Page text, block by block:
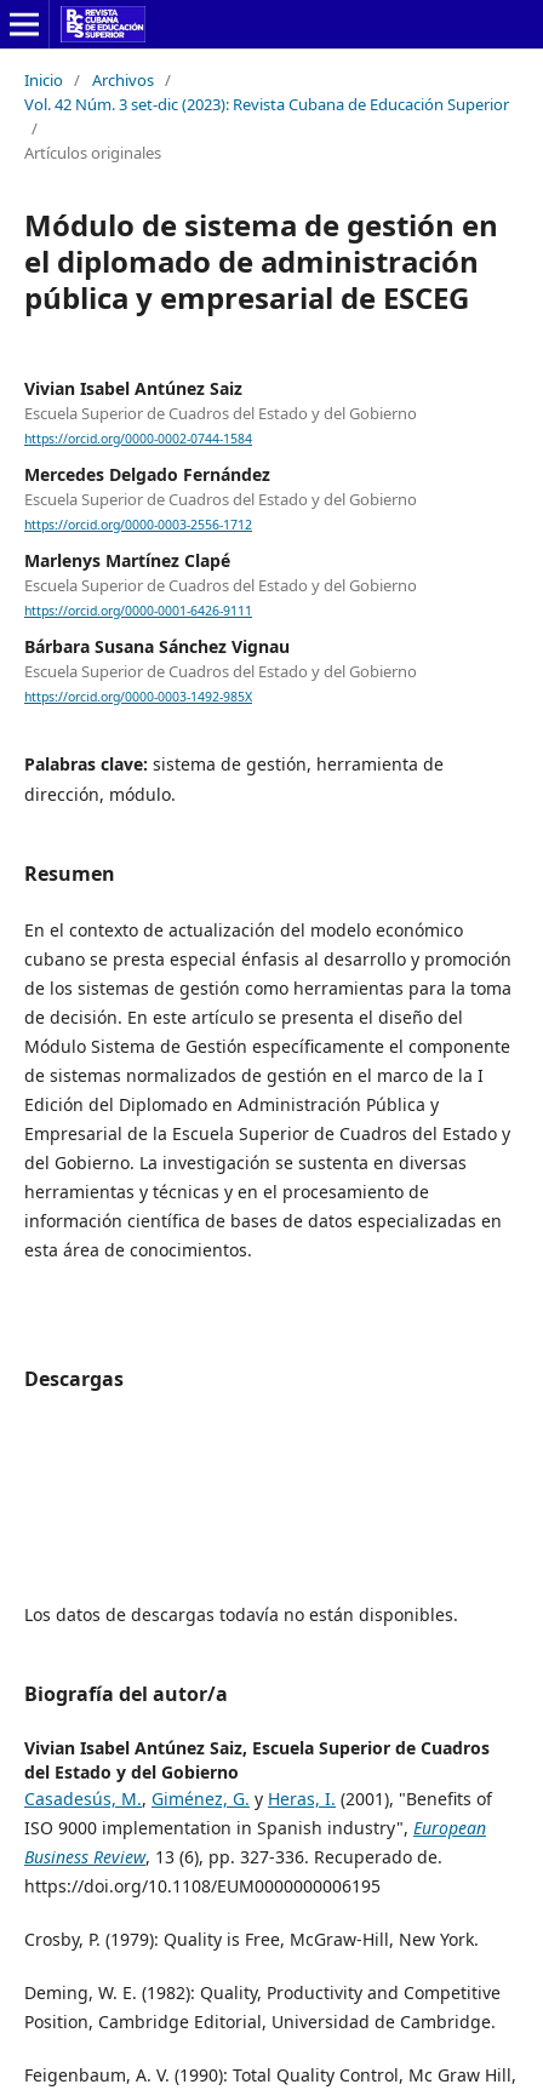
Inicio / Archivos /
Vol. 42 Núm. 3 set-dic (2023): Revista Cubana de Educación Superior
/
Artículos originales
Módulo de sistema de gestión en
el diplomado de administración
pública y empresarial de ESCEG
Vivian Isabel Antúnez Saiz
Escuela Superior de Cuadros del Estado y del Gobierno
https://orcid.org/0000-0002-0744-1584
Mercedes Delgado Fernández
Escuela Superior de Cuadros del Estado y del Gobierno
https://orcid.org/0000-0003-2556-1712
Marlenys Martínez Clapé
Escuela Superior de Cuadros del Estado y del Gobierno
https://orcid.org/0000-0001-6426-9111
Bárbara Susana Sánchez Vignau
Escuela Superior de Cuadros del Estado y del Gobierno
https://orcid.org/0000-0003-1492-985X
Palabras clave: sistema de gestión, herramienta de
dirección, módulo.
Resumen
En el contexto de actualización del modelo económico
cubano se presta especial énfasis al desarrollo y promoción
de los sistemas de gestión como herramientas para la toma
de decisión. En este artículo se presenta el diseño del
Módulo Sistema de Gestión específicamente el componente
de sistemas normalizados de gestión en el marco de la I
Edición del Diplomado en Administración Pública y
Empresarial de la Escuela Superior de Cuadros del Estado y
del Gobierno. La investigación se sustenta en diversas
herramientas y técnicas y en el procesamiento de
información científica de bases de datos especializadas en
esta área de conocimientos.
Descargas
Los datos de descargas todavía no están disponibles.
Biografía del autor/a
Vivian Isabel Antúnez Saiz, Escuela Superior de Cuadros
del Estado y del Gobierno
Casadesús, M., Giménez, G. y Heras, I. (2001), "Benefits of
ISO 9000 implementation in Spanish industry", European
Business Review, 13 (6), pp. 327-336. Recuperado de.
https://doi.org/10.1108/EUM0000000006195
Crosby, P. (1979): Quality is Free, McGraw-Hill, New York.
Deming, W. E. (1982): Quality, Productivity and Competitive
Position, Cambridge Editorial, Universidad de Cambridge.
Feigenbaum, A. V. (1990): Total Quality Control, Mc Graw Hill,